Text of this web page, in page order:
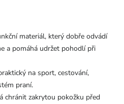
materiál, který dobře odvádí
a pomáhá udržet pohodlí při
na sport, cestování,
praní.
chránit zakrytou pokožku před